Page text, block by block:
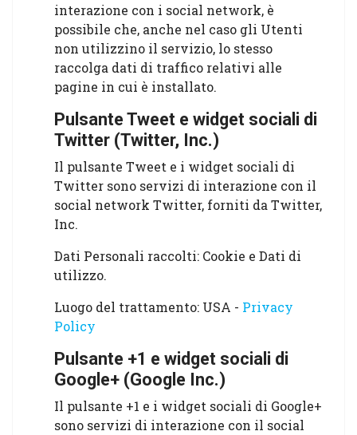
interazione con i social network, è
possibile che, anche nel caso gli Utenti
non utilizzino il servizio, lo stesso
raccolga dati di traffico relativi alle
pagine in cui è installato.
Pulsante Tweet e widget sociali di
Twitter (Twitter, Inc.)
Il pulsante Tweet e i widget sociali di
Twitter sono servizi di interazione con il
social network Twitter, forniti da Twitter,
Inc.
Dati Personali raccolti: Cookie e Dati di
utilizzo.
Luogo del trattamento: USA - Privacy
Policy
Pulsante +1 e widget sociali di
Google+ (Google Inc.)
Il pulsante +1 e i widget sociali di Google+
sono servizi di interazione con il social